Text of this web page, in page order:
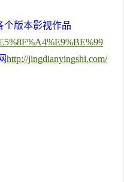
个版本影视作品
http://jingdianyingshi.com/